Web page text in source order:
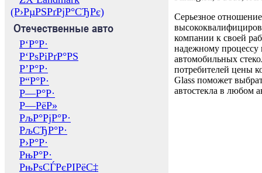
(Р›РµРЅРґРјР°СЂРє)
Отечественные авто
Р‘Р°Р·
Р‘РѕРіРґР°РЅ
Р’Р°Р·
Р“Р°Р·
Р—Р°Р·
Р—РёР»
РљР°РјР°Р·
РљСЂР°Р·
Р›Р°Р·
РњР°Р·
РњРѕСЃРєРІРёС‡
Серьезное отношение
компании к своей
надежному процессу
автомобильных
потребителей цены
Glass поможет
автостекла в любом